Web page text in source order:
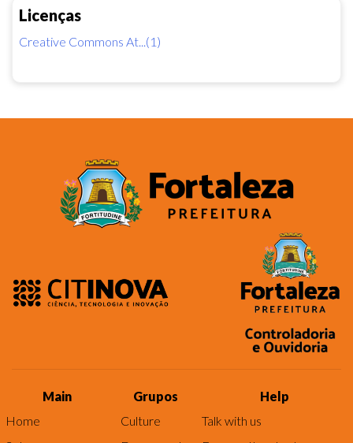
Licenças
Creative Commons At...(1)
Main
Home
Grupos
Culture
Help
Talk with us